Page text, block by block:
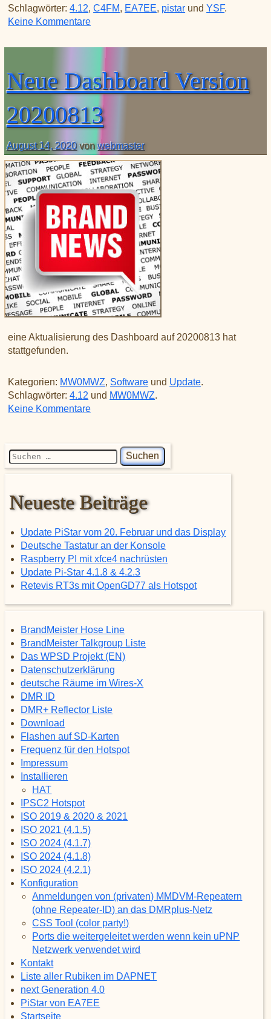
Schlagwörter: 4.12,C4FM, EA7EE, pistar undYSF.
Keine Kommentarezu Neues Update Pi-Star:4.1.2-RMB &
Neue Dashboard Version
20200813
August 14, 2020 vonwebmaster
eine Aktualisierung des Dashboard auf 20200813 hat
stattgefunden.
Kategorien: MW0MWZ, Software und Update.
Schlagwörter: 4.12 und MW0MWZ.
Keine Kommentarezu Neue Dashboard Version 20200813
Suchen nach:
Neueste Beiträge
Update PiStar vom 20. Februar und das Display
Deutsche Tastatur an der Konsole
Raspberry PI mit xfce4 nachrüsten
Update Pi-Star 4.1.8 & 4.2.3
Retevis RT3s mit OpenGD77 als Hotspot
BrandMeister Hose Line
BrandMeister Talkgroup Liste
Das WPSD Projekt (EN)
Datenschutzerklärung
deutsche Räume im Wires-X
DMR ID
DMR+ Reflector Liste
Download
Flashen auf SD-Karten
Frequenz für den Hotspot
Impressum
Installieren
HAT
IPSC2 Hotspot
ISO 2019 & 2020 & 2021
ISO 2021 (4.1.5)
ISO 2024 (4.1.7)
ISO 2024 (4.1.8)
ISO 2024 (4.2.1)
Konfiguration
Anmeldungen von (privaten) MMDVM-Repeatern
(ohne Repeater-ID) an das DMRplus-Netz
CSS Tool (color party!)
Ports die weitergeleitet werden wenn kein uPNP
Netzwerk verwendet wird
Kontakt
Liste aller Rubiken im DAPNET
next Generation 4.0
PiStar von EA7EE
Startseite